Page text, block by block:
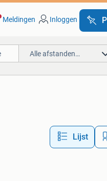
Meldingen Inloggen
Alle afstanden…
Lijst